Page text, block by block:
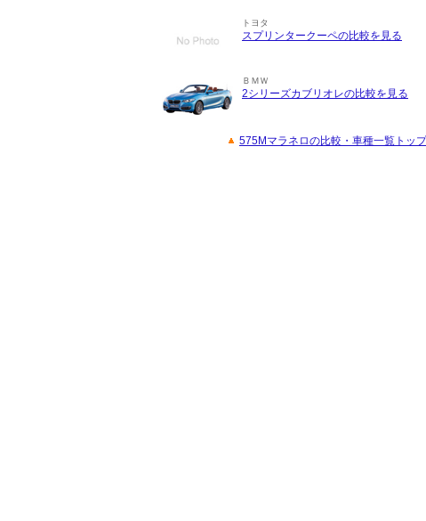
トヨタ
スプリンタークーペの比較を見る
ＢＭＷ
2シリーズカブリオレの比較を見る
575Mマラネロの比較・車種一覧トッ